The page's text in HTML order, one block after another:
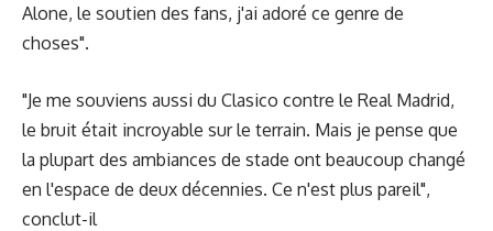
Alone, le soutien des fans, j'ai adoré ce genre de
choses".
"Je me souviens aussi du Clasico contre le Real Madrid,
le bruit était incroyable sur le terrain. Mais je pense que
la plupart des ambiances de stade ont beaucoup changé
en l'espace de deux décennies. Ce n'est plus pareil",
conclut-il